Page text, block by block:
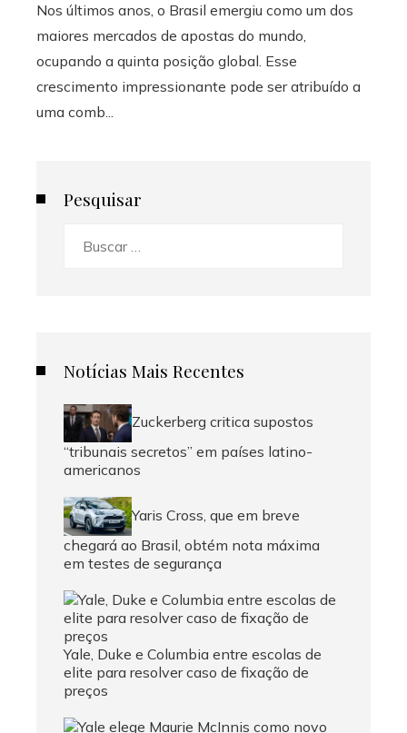
Nos últimos anos, o Brasil emergiu como um dos
maiores mercados de apostas do mundo,
ocupando a quinta posição global. Esse
crescimento impressionante pode ser atribuído a
uma comb...
Pesquisar
Notícias Mais Recentes
Zuckerberg critica supostos
“tribunais secretos” em países latino-
americanos
Yaris Cross, que em breve
chegará ao Brasil, obtém nota máxima
em testes de segurança
Yale, Duke e Columbia entre escolas de
elite para resolver caso de fixação de
preços